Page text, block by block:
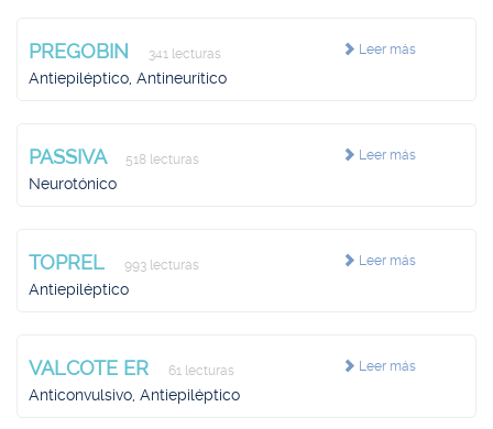
Leer más
PREGOBIN 341 lecturas
Antiepiléptico, Antineurítico
Leer más
PASSIVA 518 lecturas
Neurotónico
Leer más
TOPREL 993 lecturas
Antiepiléptico
Leer más
VALCOTE ER 61 lecturas
Anticonvulsivo, Antiepiléptico